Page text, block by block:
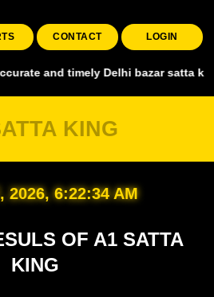
CONTACT LOGIN
Delhi bazar satta king,
KING
2026, 6:22:35 AM
OF A1 SATTA
KING